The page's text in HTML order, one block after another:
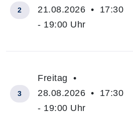
2
21.08.2026 • 17:30
- 19:00 Uhr
3
Freitag •
28.08.2026 • 17:30
- 19:00 Uhr